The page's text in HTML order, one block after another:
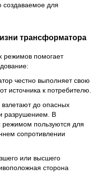
создаваемое для
трансформатора
режимов помогает
честно выполняет свою
источника к потребителю.
до опасных
разрушением. В
режимом пользуются для
сопротивлении
или высшего
сторона